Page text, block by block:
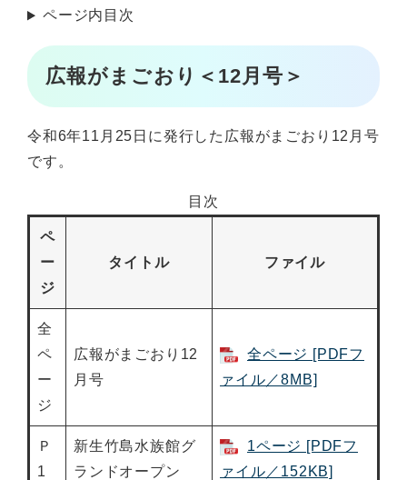
ページ内目次
広報がまごおり＜12月号＞
令和6年11月25日に発行した広報がまごおり12月号
です。
目次
ペ
ー
ジ
タイトル ファイル
全
ペ
ー
ジ
広報がまごおり12
月号
全ページ [PDFフ
ァイル／8MB]
Ｐ
1
新生竹島水族館グ
ランドオープン
1ページ [PDFフ
ァイル／152KB]